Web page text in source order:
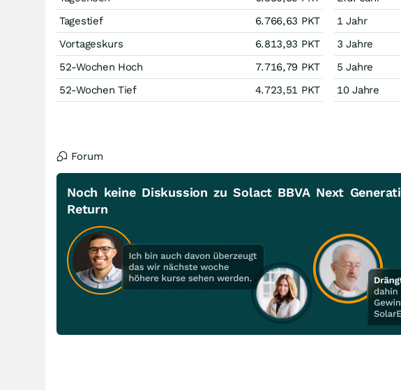
Tagestief
6.766,63 PKT
Vortageskurs
6.813,93 PKT
52-Wochen Hoch
7.716,79 PKT
52-Wochen Tief
4.723,51 PKT
1 Jahr
3 Jahre
5 Jahre
10 Jahre
Forum
Noch keine Diskussion zu Solact BBVA Next
Return